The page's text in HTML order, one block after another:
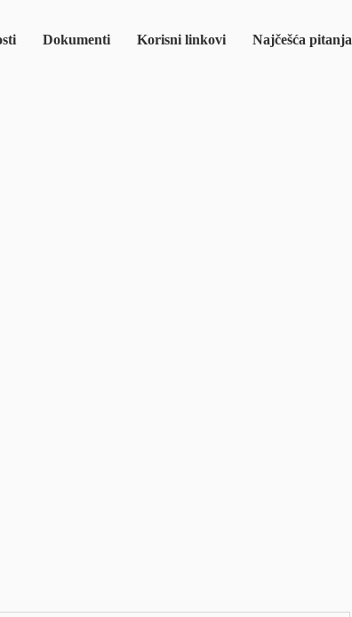
Dokumenti Korisni linkovi Najčešća pitanja